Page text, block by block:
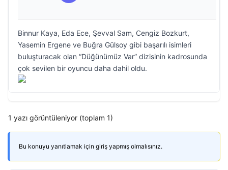
Binnur Kaya, Eda Ece, Şevval Sam, Cengiz Bozkurt,
Yasemin Ergene ve Buğra Gülsoy gibi başarılı isimleri
buluşturacak olan “Düğünümüz Var” dizisinin kadrosunda
çok sevilen bir oyuncu daha dahil oldu.
1 yazı görüntüleniyor (toplam 1)
Bu konuyu yanıtlamak için giriş yapmış olmalısınız.